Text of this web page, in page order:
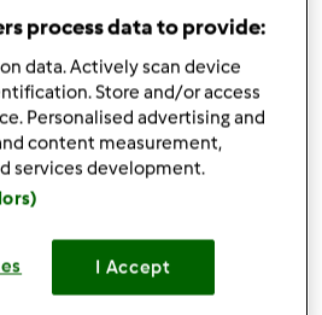
soli
naturalnego
wody
process data to provide:
data. Actively scan device
Store and/or access
Personalised advertising and
content measurement,
services development.
I Accept